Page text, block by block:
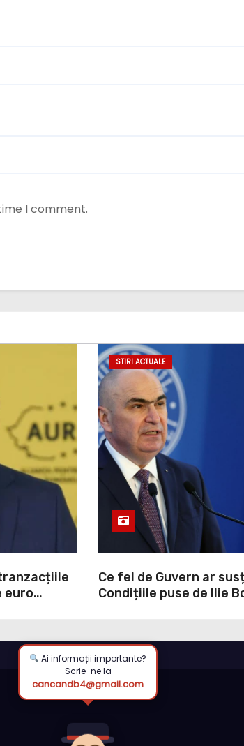
I comment.
euro
STIRI ACTUALE
Ce fel de Guvern ar
Condițiile puse de Ilie
Ai informații importante?
Scrie-ne la
cancandb4@gmail.com